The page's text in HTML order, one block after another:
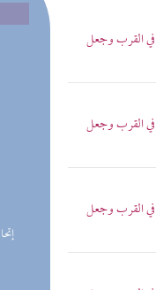
في القرب وجعل
في القرب وجعل
في القرب وجعل